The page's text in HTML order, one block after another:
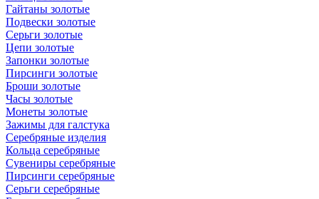
Гайтаны золотые
Подвески золотые
Серьги золотые
Цепи золотые
Запонки золотые
Пирсинги золотые
Броши золотые
Часы золотые
Монеты золотые
Зажимы для галстука
Серебряные изделия
Кольца серебряные
Сувениры серебряные
Пирсинги серебряные
Серьги серебряные